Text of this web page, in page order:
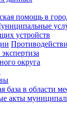
помощь в
устройств
округа
база в области
акты